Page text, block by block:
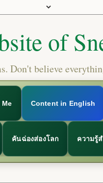
of
Don't believe
Content in English
คันฉ่องส่องโลก ความรู้